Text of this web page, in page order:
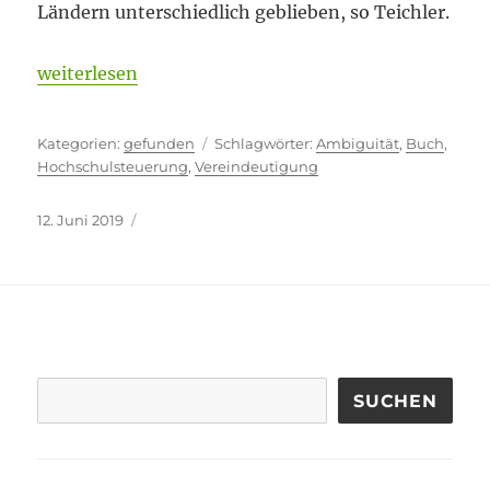
Ländern unterschiedlich geblieben, so Teichler.
„Wahrheitsobsession“
weiterlesen
Kategorien
gefunden Schlagwörter
Ambiguität, Buch,
Hochschulsteuerung,Vereindeutigung
Veröffentlicht
12. Juni 2019
SUCHEN